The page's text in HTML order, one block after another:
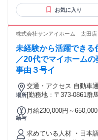
合給をお支払いいたし
お気に入り
株式会社サンアイホーム 太田店
未経験から活躍できる
／20代でマイホーム
事由３号イ
場所
交通・アクセス 自動車
[勤務地：〒373-0861群
給与
月給230,000円～
れる通勤・皆勤・家族
るその他手当金額：なし 月給23万円～65万円 ※経験、能力、
求めている人材 ・日本